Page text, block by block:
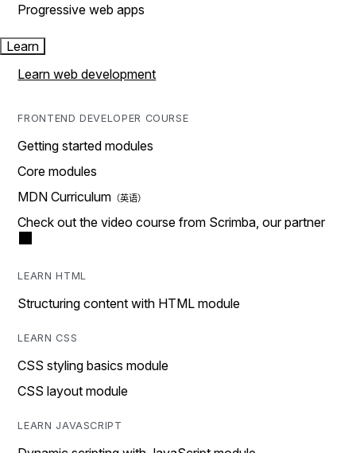
Progressive web apps
Learn
Learn web development
FRONTEND DEVELOPER COURSE
Getting started modules
Core modules
MDN Curriculum
Check out the video course from Scrimba, our partner
LEARN HTML
Structuring content with HTML module
LEARN CSS
CSS styling basics module
CSS layout module
LEARN JAVASCRIPT